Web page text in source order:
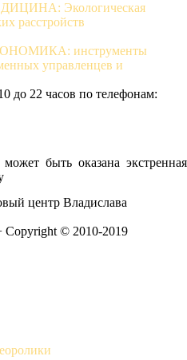
Экологическая
расстройств
инструменты
управленцев и
до 22 часов по телефонам:
быть оказана экстренная
центр Владислава
Copyright © 2010-2019